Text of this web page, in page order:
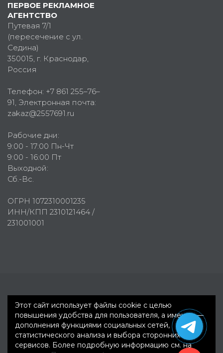
ПЕРВОЕ РЕКЛАМНОЕ
АГЕНТСТВО
Путевая 7/1
(пересечение с ул.
Седина)
350015, г. Краснодар,
Россия
Телефон: +7 861 255–76–
91, Электронная почта:
zakaz@2557691.ru
Рабочие дни:
9:00 - 17:00 Пн-Чт
9:00 - 16:00 Пт
Выходной:
Сб.-Вс.
ОГРН 1072310001235
ИНН/КПП 2310121464 /
231001001
Этот сайт использует файлы cookie с целью
повышения удобства для пользователя, а именно —
дополнения функциями социальных сетей,
статистического анализа и выбора сторонних
сервисов. Более подробную информацию см. на